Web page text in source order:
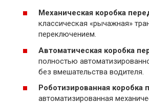
Механическая коробка
классическая «рычажная»
переключением.
Автоматическая коробка
полностью
без вмешательства водителя.
Роботизированная
автоматизированная